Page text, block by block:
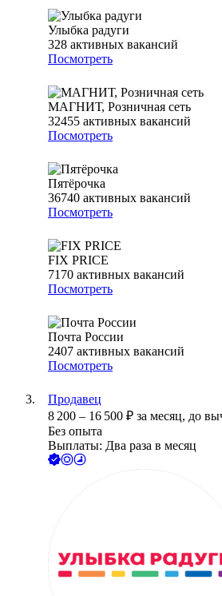
Улыбка радуги
328 активных вакансий
Посмотреть
МАГНИТ, Розничная сеть
32455 активных вакансий
Посмотреть
Пятёрочка
36740 активных вакансий
Посмотреть
FIX PRICE
7170 активных вакансий
Посмотреть
Почта России
2407 активных вакансий
Посмотреть
Продавец
8 200 – 16 500 ₽ за месяц, до
Без опыта
Выплаты: Два раза в месяц